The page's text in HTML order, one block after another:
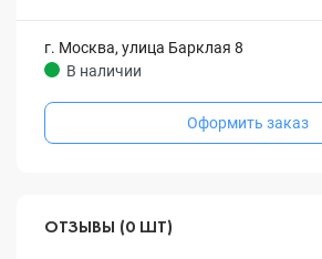
г. Москва, улица Барклая 8
В наличии
Оформить заказ
ОТЗЫВЫ (0 ШТ)